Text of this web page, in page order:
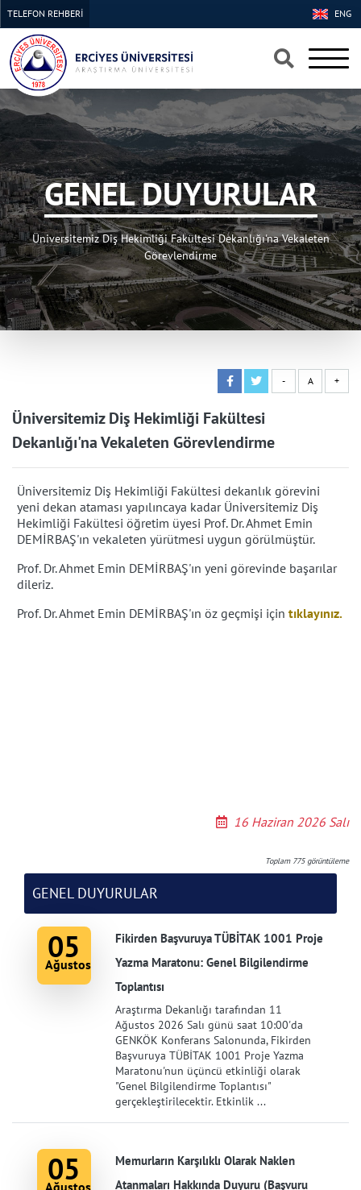
×
×
ENG
TELEFON REHBERİ
GENEL DUYURULAR
Üniversitemiz Diş Hekimliği Fakültesi Dekanlığı'na Vekaleten
Görevlendirme
- A +
Üniversitemiz Diş Hekimliği Fakültesi
Dekanlığı'na Vekaleten Görevlendirme
Üniversitemiz Diş Hekimliği Fakültesi dekanlık görevini
yeni dekan ataması yapılıncaya kadar Üniversitemiz Diş
Hekimliği Fakültesi öğretim üyesi Prof. Dr. Ahmet Emin
DEMİRBAŞ'ın vekaleten yürütmesi uygun görülmüştür.
Prof. Dr. Ahmet Emin DEMİRBAŞ'ın yeni görevinde başarılar
dileriz.
Prof. Dr. Ahmet Emin DEMİRBAŞ'ın öz geçmişi için tıklayınız.
16 Haziran 2026 Salı
Toplam 775görüntüleme
GENEL DUYURULAR
05
Ağustos
Fikirden Başvuruya TÜBİTAK 1001 Proje
Yazma Maratonu: Genel Bilgilendirme
Toplantısı
Araştırma Dekanlığı tarafından 11
Ağustos 2026 Salı günü saat 10:00'da
GENKÖK Konferans Salonunda, Fikirden
Başvuruya TÜBİTAK 1001 Proje Yazma
Maratonu'nun üçüncü etkinliği olarak
"Genel Bilgilendirme Toplantısı"
gerçekleştirilecektir. Etkinlik ...
05
Ağustos
Memurların Karşılıklı Olarak Naklen
Atanmaları Hakkında Duyuru (Başvuru